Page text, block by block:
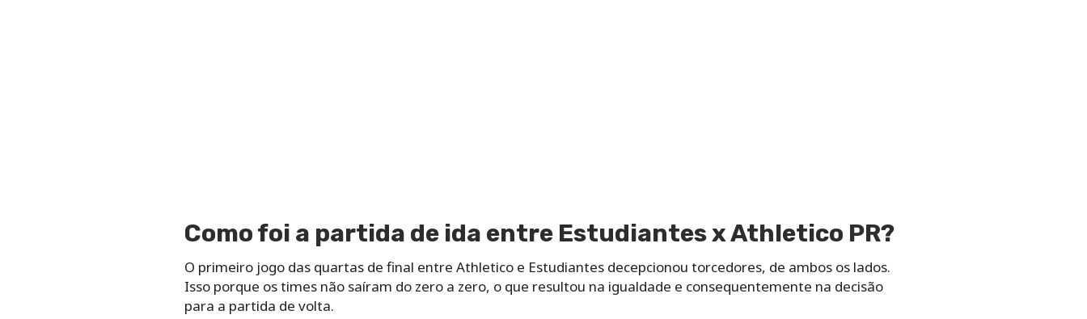
Como foi a partida de ida entre Estudiantes x Athletico PR?
O primeiro jogo das quartas de final entre Athletico e Estudiantes decepcionou torcedores, de ambos os lados.
Isso porque os times não saíram do zero a zero, o que resultou na igualdade e consequentemente na decisão
para a partida de volta.